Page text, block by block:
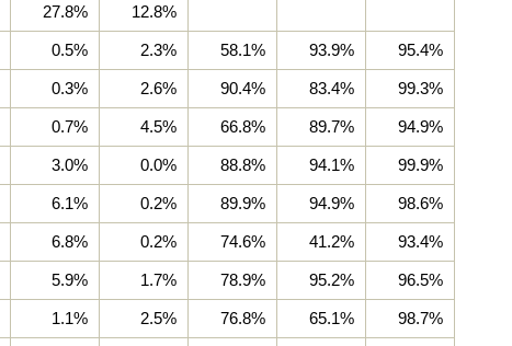
27.8% 12.8%
0.5% 2.3% 58.1% 93.9% 95.4%
0.3% 2.6% 90.4% 83.4% 99.3%
0.7% 4.5% 66.8% 89.7% 94.9%
3.0% 0.0% 88.8% 94.1% 99.9%
6.1% 0.2% 89.9% 94.9% 98.6%
6.8% 0.2% 74.6% 41.2% 93.4%
5.9% 1.7% 78.9% 95.2% 96.5%
1.1% 2.5% 76.8% 65.1% 98.7%